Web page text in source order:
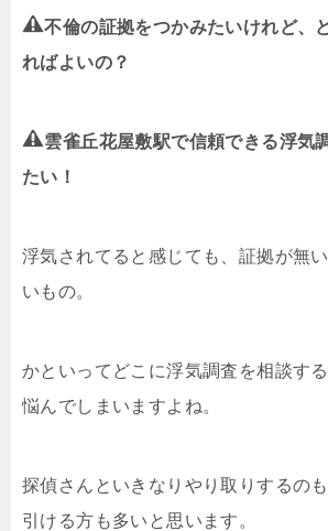
不倫の証拠をつかみたいけれど、
ればよいの？
雲雀丘花屋敷駅で信頼できる浮気
たい！
浮気されてると感じても、証拠が無
いもの。
かといってどこに浮気調査を相談する
悩んでしまいますよね。
探偵さんといきなりやり取りするの
引ける方も多いと思います。